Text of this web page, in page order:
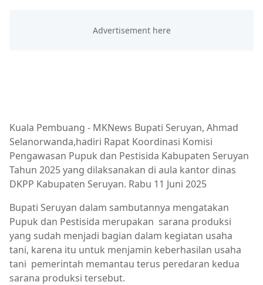
Kuala Pembuang - MKNews Bupati Seruyan, Ahmad
Selanorwanda,hadiri Rapat Koordinasi Komisi
Pengawasan Pupuk dan Pestisida Kabupaten Seruyan
Tahun 2025 yang dilaksanakan di aula kantor dinas
DKPP Kabupaten Seruyan. Rabu 11 Juni 2025
Bupati Seruyan dalam sambutannya mengatakan
Pupuk dan Pestisida merupakan sarana produksi
yang sudah menjadi bagian dalam kegiatan usaha
tani, karena itu untuk menjamin keberhasilan usaha
tani pemerintah memantau terus peredaran kedua
sarana produksi tersebut.